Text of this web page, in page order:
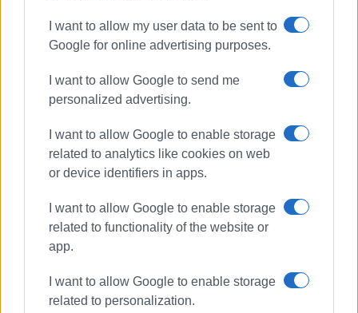
I want to allow my user data to be sent to
Google for online advertising purposes.
I want to allow Google to send me
personalized advertising.
I want to allow Google to enable storage
related to analytics like cookies on web
or device identifiers in apps.
I want to allow Google to enable storage
related to functionality of the website or
app.
I want to allow Google to enable storage
related to personalization.